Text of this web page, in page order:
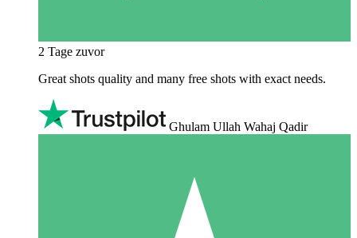
2 Tage zuvor
Great shots quality and many free shots with exact needs.
Ghulam Ullah Wahaj Qadir